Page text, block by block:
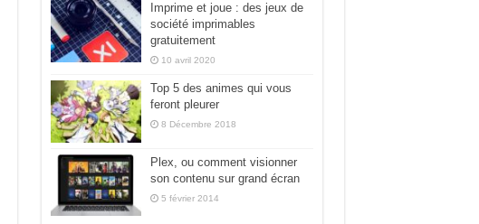
Imprime et joue : des jeux de
société imprimables
gratuitement
10 avril 2020
Top 5 des animes qui vous
feront pleurer
8 Décembre 2018
Plex, ou comment visionner
son contenu sur grand écran
5 février 2014